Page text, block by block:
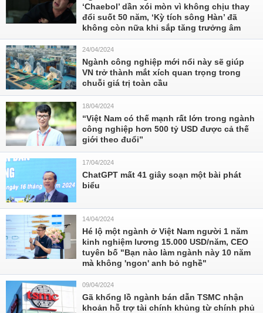
‘Chaebol’ dần xói mòn vì không chịu thay
đổi suốt 50 năm, ‘Kỳ tích sông Hàn’ đã
không còn nữa khi sắp tăng trưởng âm
24/04/2024
Ngành công nghiệp mới nổi này sẽ giúp
VN trở thành mắt xích quan trọng trong
chuỗi giá trị toàn cầu
18/04/2024
“Việt Nam có thế mạnh rất lớn trong ngành
công nghiệp hơn 500 tỷ USD được cả thế
giới theo đuổi”
17/04/2024
ChatGPT mất 41 giây soạn một bài phát
biểu
14/04/2024
Hé lộ một ngành ở Việt Nam người 1 năm
kinh nghiệm lương 15.000 USD/năm, CEO
tuyên bố "Bạn nào làm ngành này 10 năm
mà không 'ngon' anh bỏ nghề"
09/04/2024
Gã khổng lồ ngành bán dẫn TSMC nhận
khoản hỗ trợ tài chính khủng từ chính phủ